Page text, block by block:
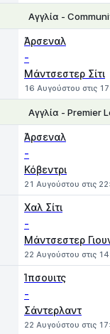
Αγγλία -
Άρσεναλ
-
Μάντσεστερ Σίτι
16 Αυγούστου στις
Αγγλία - Premier
Άρσεναλ
-
Κόβεντρι
21 Αυγούστου στις
Χαλ Σίτι
-
Μάντσεστερ
22 Αυγούστου στις
Ίπσουιτς
-
Σάντερλαντ
22 Αυγούστου στις